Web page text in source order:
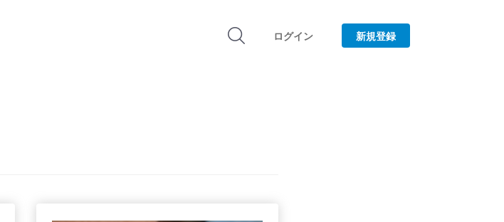
ログイン 新規登録